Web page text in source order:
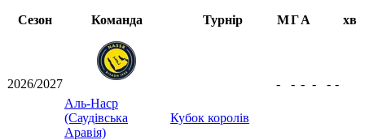
Сезон
Команда Турнір МГА хв
2026/2027
Аль-Наср
(Саудівська
Аравія)
Кубок королів
- - - - - -